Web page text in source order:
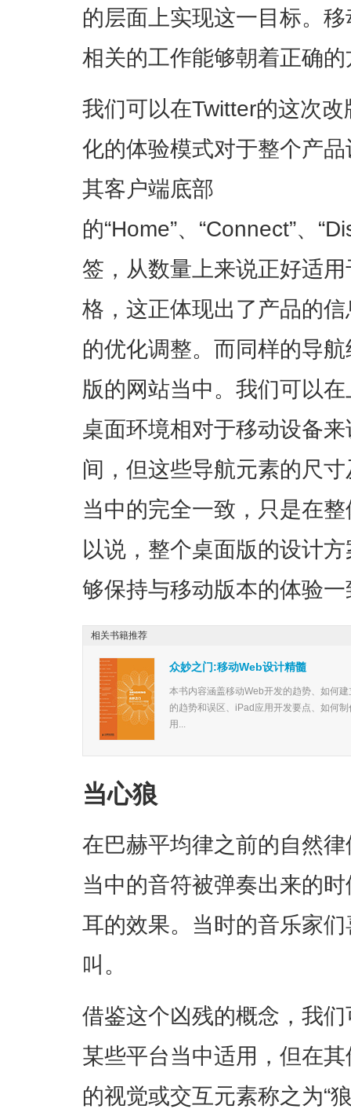
的层面上实现这一目标。
相关的工作能够朝着正确
我们可以在Twitter的这次
化的体验模式对于整个产
其客户端底部
的“Home”、“Connect”、
签，从数量上来说正好适
格，这正体现出了产品的
的优化调整。而同样的导
版的网站当中。我们可以
桌面环境相对于移动设备
间，但这些导航元素的尺
当中的完全一致，只是在
以说，整个桌面版的设计
够保持与移动版本的体验
众妙之门:移动Web设计精髓
本书内容涵盖移动Web开发的趋势、如何
的趋势和误区、iPad应用开发要点、如何
用...
相关书籍推荐
当心狼
在巴赫平均律之前的自然
当中的音符被弹奏出来的
耳的效果。当时的音乐家
叫。
借鉴这个凶残的概念，我
某些平台当中适用，但在
的视觉或交互元素称之为“